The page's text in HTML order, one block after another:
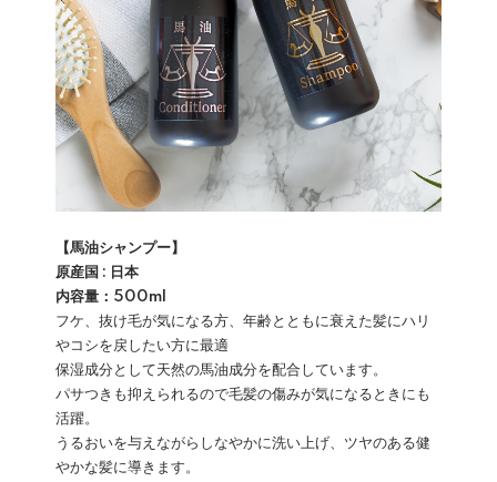
【馬油シャンプー】
原産国 : 日本
内容量：500ml
フケ、抜け毛が気になる方、年齢とともに衰えた髪にハリ
やコシを戻したい方に最適
保湿成分として天然の馬油成分を配合しています。
パサつきも抑えられるので毛髪の傷みが気になるときにも
活躍。
うるおいを与えながらしなやかに洗い上げ、ツヤのある健
やかな髪に導きます。